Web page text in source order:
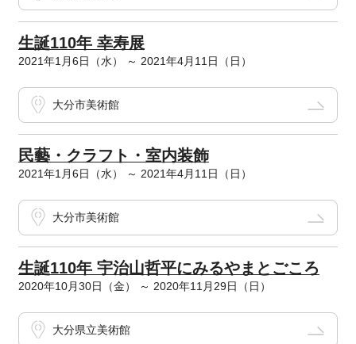
生誕110年 幸寿展
2021年1月6日（水） ～ 2021年4月11日（日）
大分市美術館
民藝・クラフト・室内装飾
2021年1月6日（水） ～ 2021年4月11日（日）
大分市美術館
生誕110年 宇治山哲平にみるやまとごころ
2020年10月30日（金） ～ 2020年11月29日（日）
大分県立美術館